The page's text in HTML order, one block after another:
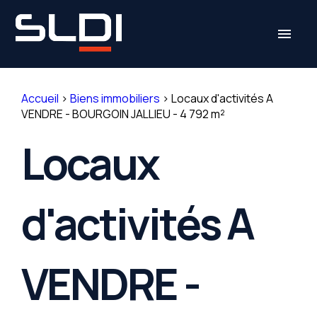
menu
Accueil > Biens immobiliers > Locaux d'activités A
VENDRE - BOURGOIN JALLIEU - 4 792 m²
Locaux
d'activités A
VENDRE -